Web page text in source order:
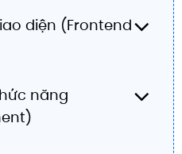
diện (Frontend
năng